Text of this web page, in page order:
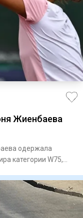
Жиенбаева
одержала
категории W75,